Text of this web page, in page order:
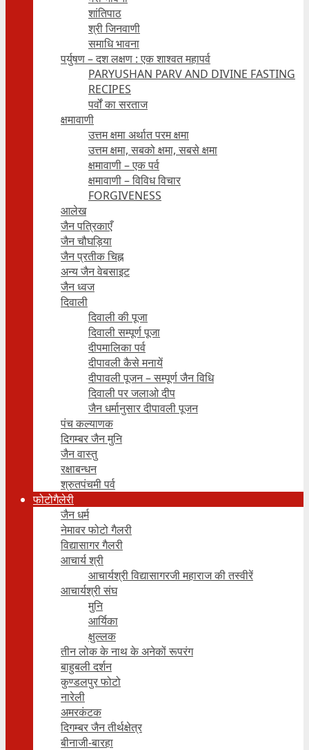
शांतिपाठ
श्री जिनवाणी
समाधि भावना
पर्युषण – दश लक्षण : एक शाश्वत महापर्व
PARYUSHAN PARV AND DIVINE FASTING
RECIPES
पर्वों का सरताज
क्षमावाणी
उत्तम क्षमा अर्थात परम क्षमा
उत्तम क्षमा, सबको क्षमा, सबसे क्षमा
क्षमावाणी – एक पर्व
क्षमावाणी – विविध विचार
FORGIVENESS
आलेख
जैन पत्रिकाएँ
जैन चौघड़िया
जैन प्रतीक चिह्न
अन्य जैन वेबसाइट
जैन ध्वज
दिवाली
दिवाली की पूजा
दिवाली सम्पूर्ण पूजा
दीपमालिका पर्व
दीपावली कैसे मनायें
दीपावली पूजन – सम्पूर्ण जैन विधि
दिवाली पर जलाओ दीप
जैन धर्मानुसार दीपावली पूजन
पंच कल्याणक
दिगम्बर जैन मुनि
जैन वास्तु
रक्षाबन्धन
श्रुतपंचमी पर्व
फोटोगैलेरी
जैन धर्म
नेमावर फोटो गैलरी
विद्यासागर गैलरी
आचार्य श्री
आचार्यश्री विद्यासागरजी महाराज की तस्वीरें
आचार्यश्री संघ
मुनि
आर्यिका
क्षुल्लक
तीन लोक के नाथ के अनेकों रूपरंग
बाहुबली दर्शन
कुण्डलपुर फोटो
नारेली
अमरकंटक
दिगम्बर जैन तीर्थक्षेत्र
बीनाजी-बारहा